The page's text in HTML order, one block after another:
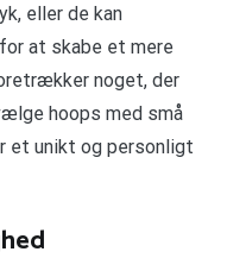
eller de kan
at skabe et mere
noget, der
hoops med små
et unikt og personligt